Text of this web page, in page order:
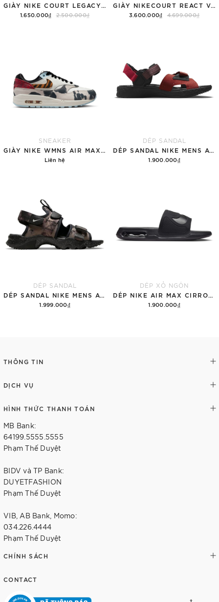
1.650.000₫ 2.500.000₫ 3.600.000₫ 4.699.000₫
SNEAKER
Liên hệ
DÉP SANDAL
1.900.000₫
DÉP SANDAL
1.999.000₫
DÉP XỎ NGÓN
1.900.000₫
THÔNG TIN
DỊCH VỤ
HÌNH THỨC THANH TOÁN
MB Bank:
64199.5555.5555
Phạm Thế Duyệt
BIDV và TP Bank:
DUYETFASHION
Phạm Thế Duyệt
VIB, AB Bank, Momo:
034.226.4444
Phạm Thế Duyệt
CHÍNH SÁCH
CONTACT